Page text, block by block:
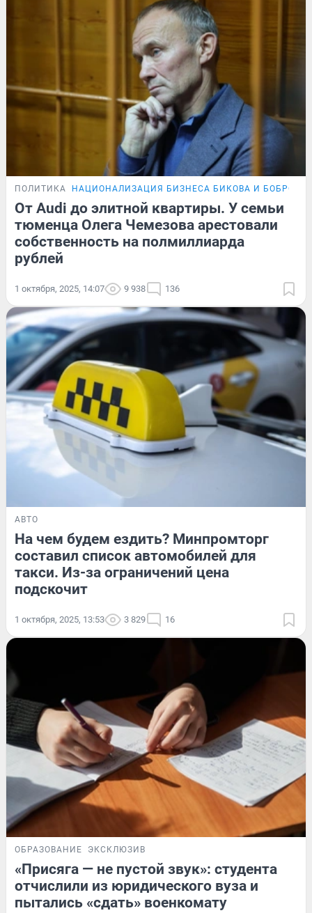
ПОЛИТИКА НАЦИОНАЛИЗАЦИЯ БИЗНЕСА БИКОВА И БОБРОВА
От Audi до элитной квартиры. У семьи
тюменца Олега Чемезова арестовали
собственность на полмиллиарда
рублей
1 октября, 2025, 14:07 9 938 136
АВТО
На чем будем ездить? Минпромторг
составил список автомобилей для
такси. Из-за ограничений цена
подскочит
1 октября, 2025, 13:53 3 829 16
ОБРАЗОВАНИЕ ЭКСКЛЮЗИВ
«Присяга — не пустой звук»: студента
отчислили из юридического вуза и
пытались «сдать» военкомату